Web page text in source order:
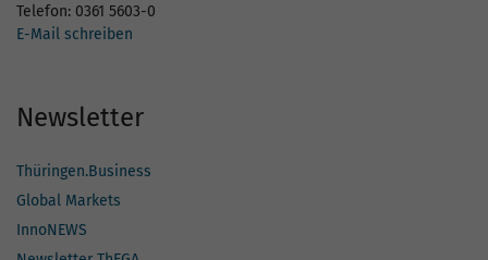
Telefon: 0361 5603-0
E-Mail schreiben
Newsletter
Thüringen.Business
Global Markets
InnoNEWS